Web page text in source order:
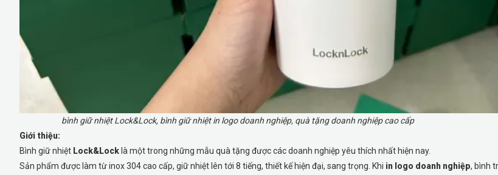
bình giữ nhiệt Lock&Lock, bình giữ nhiệt in logo doanh nghiệp, quà tặng doanh nghiệp cao cấp
Giới thiệu:
Bình giữ nhiệt Lock&Lock là một trong những mẫu quà tặng được các doanh nghiệp yêu thích nhất hiện nay.
Sản phẩm được làm từ inox 304 cao cấp, giữ nhiệt lên tới 8 tiếng, thiết kế hiện đại, sang trọng. Khi in logo doanh nghiệp, bình